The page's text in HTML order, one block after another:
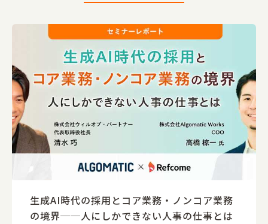
生成AI時代の採用とコア業務・ノンコア業務
の境界──人にしかできない人事の仕事とは